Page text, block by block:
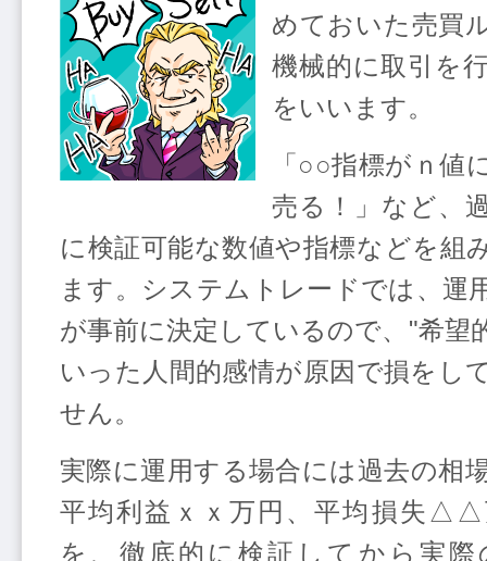
めておいた売買
機械的に取引を
をいいます。
「○○指標がｎ値
売る！」など、
に検証可能な数値や指標などを組
ます。システムトレードでは、運
が事前に決定しているので、"希望
いった人間的感情が原因で損をし
せん。
実際に運用する場合には過去の相
平均利益ｘｘ万円、平均損失
を、徹底的に検証してから実